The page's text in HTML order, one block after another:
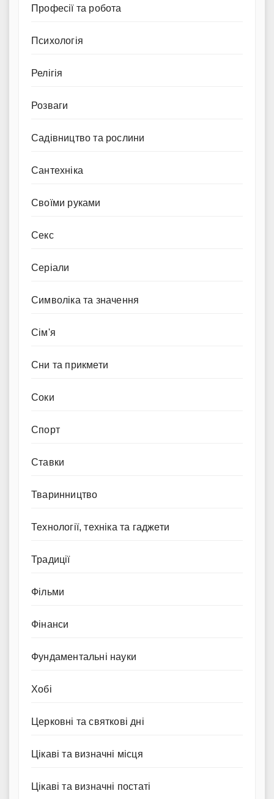
Професії та робота
Психологія
Релігія
Розваги
Садівництво та рослини
Сантехніка
Своїми руками
Секс
Серіали
Символіка та значення
Сім'я
Сни та прикмети
Соки
Спорт
Ставки
Тваринництво
Технології, техніка та гаджети
Традиції
Фільми
Фінанси
Фундаментальні науки
Хобі
Церковні та святкові дні
Цікаві та визначні місця
Цікаві та визначні постаті